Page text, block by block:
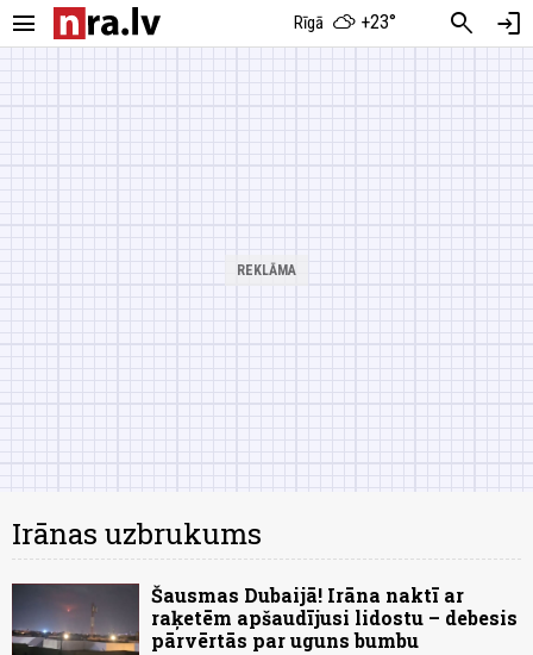
menu Rīgā +23° search login
Irānas uzbrukums
Šausmas Dubaijā! Irāna naktī ar
raķetēm apšaudījusi lidostu – debesis
pārvērtās par uguns bumbu